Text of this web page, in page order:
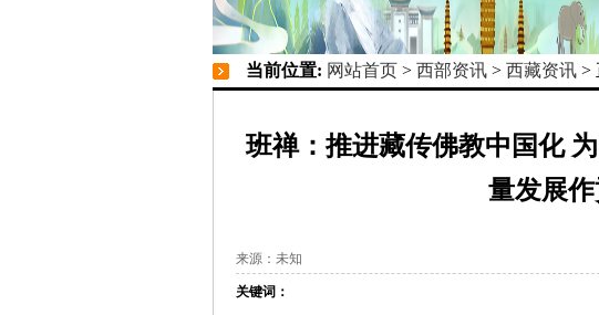
当前位置: 网站首页 > 西部资讯 > 西藏资讯 >
班禅：推进藏传佛教中国化
量发展
来源：未知
关键词：